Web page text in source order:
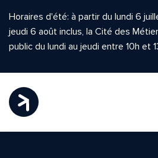
Horaires d'été: à partir du lundi 6
jeudi 6 août inclus, la Cité des
public du lundi au jeudi entre 10h et